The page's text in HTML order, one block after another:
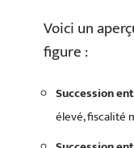
Voici un
figure :
Succession
élevé, fiscalité